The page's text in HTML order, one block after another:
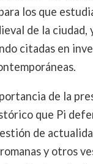
los que
de la ciudad,
citadas en
de la
que Pi
de
y otros